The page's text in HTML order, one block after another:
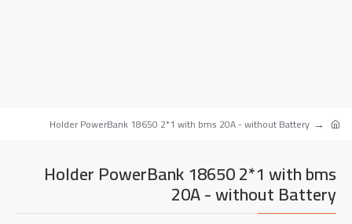
Holder PowerBank 18650 2*1 with bms 20A - without Battery
Holder PowerBank 18650 2*1 with bms
20A - without Battery